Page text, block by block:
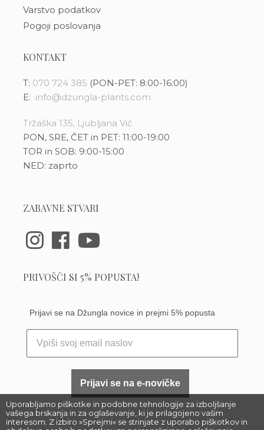
Uporabljamo piškotke in podobne tehnologije za izboljšanje
vašega brskanja in za oglaševanje, ki je prilagojeno vašim
interesom. Z izbiro »Sprejmi« se strinjate z uporabo piškotkov in
Varstvo podatkov
Pogoji poslovanja
KONTAKT
T: 070 724 385 (PON-PET: 8:00-16:00)
E: info@dzungla-plants.com
Tržaška 135, Ljubljana Vič
PON, SRE, ČET in PET: 11:00-19:00
TOR in SOB: 9:00-15:00
NED: zaprto
ZABAVNE STVARI
PRIVOŠČI SI 5% POPUSTA!
Prijavi se na Džungla novice in prejmi 5% popusta
Prijavi se na e-novičke